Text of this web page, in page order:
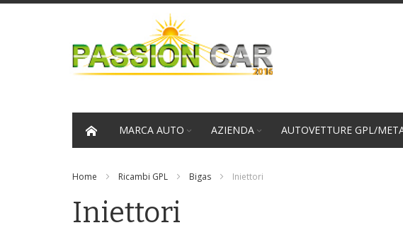
contenuto
MARCA AUTO AZIENDA AUTOVETTURE GPL/
Home Ricambi GPL Bigas Iniettori
Iniettori